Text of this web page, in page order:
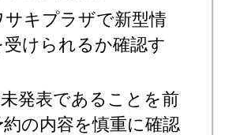
サキプラザで新型情
けられるか確認す
発表であることを前
の内容を慎重に確認